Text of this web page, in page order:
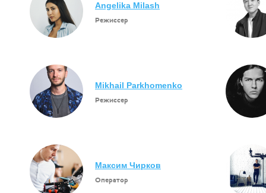
Angelika Milash
Режиссер
Mikhail Parkhomenko
Режиссер
Максим Чирков
Оператор